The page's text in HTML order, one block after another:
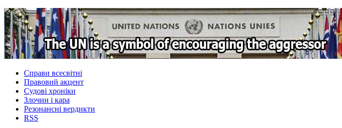
Справи всесвітні
Правовий акцент
Судові хроніки
Злочин і кара
Резонансні вердикти
RSS